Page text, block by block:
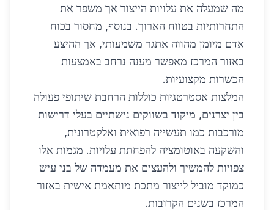
מה שמעלה את עלויות הייצור אך משפר את
התחרותיות בטווח הארוך. בנוסף, מחסור בכוח
אדם מיומן מהווה אתגר משמעותי, אך ההיצע
באזור המרכז מאפשר מענה נרחב באמצעות
הכשרות מקצועיות.
המלצות אסטרטגיות כוללות הרחבת שיתופי פעולה
בין יצרנים, מיקוד בשווקים נישתיים בעלי דרישות
מורכבות כמו תעשייה רפואית ואלקטרונית,
והשקעה באוטומציה להפחתת עלויות. מגמות אלו
צפויות להמשיך ולהעצים את מעמדה של בני עיש
כמוקד מוביל לייצור מתכת מותאמת אישית באזור
המרכז בשנים הקרובות.